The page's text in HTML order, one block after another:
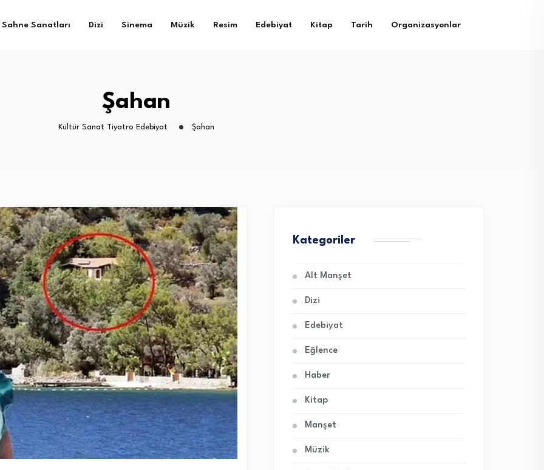
Sahne Sanatları Dizi Sinema Müzik Resim Edebiyat Kitap Tarih Organizasyonlar
Şahan
Kültür Sanat Tiyatro Edebiyat Şahan
Kategoriler
Alt Manşet
Dizi
Edebiyat
Eğlence
Haber
Kitap
Manşet
Müzik